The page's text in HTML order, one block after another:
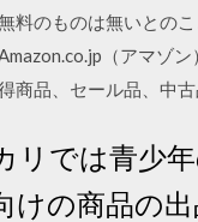
料のものは無いとの
（アマゾ
商品、セール品、中古
リでは青少
けの商品の